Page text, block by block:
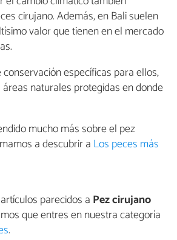
cirujano. Además, en Bali suelen
valor que tienen en el mercado
específicas para ellos,
naturales protegidas en donde
mucho más sobre el pez
a descubrir a Los peces más
parecidos a Pez cirujano
que entres en nuestra categoría
.